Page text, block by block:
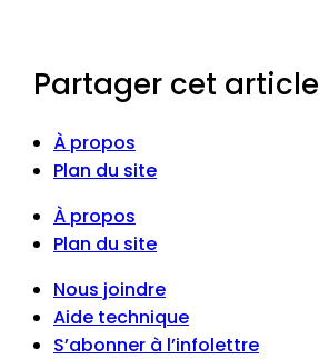
Partager cet article
À propos
Plan du site
À propos
Plan du site
Nous joindre
Aide technique
S’abonner à l’infolettre